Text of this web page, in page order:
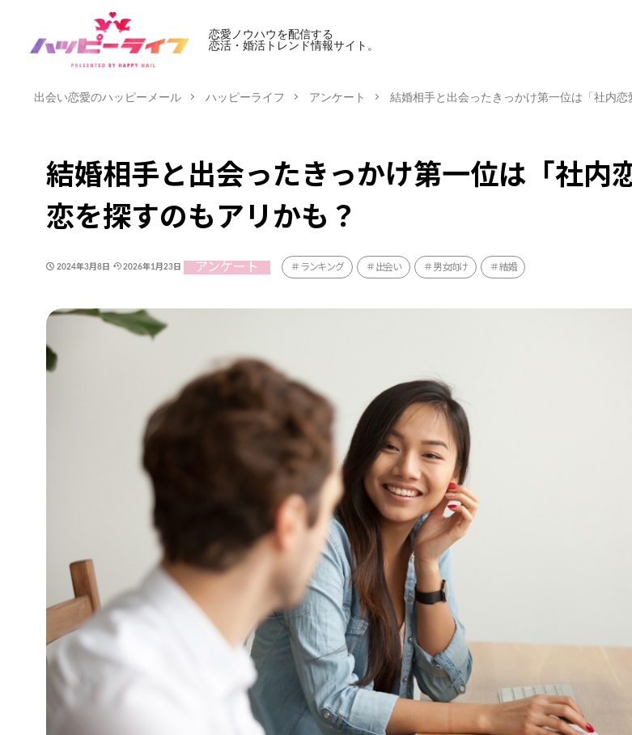
恋愛ノウハウを配信する
恋活・婚活トレンド情報サイト。
出会い恋愛のハッピーメール ハッピーライフ アンケート 結婚相手と出会ったきっかけ第一位は「社内
結婚相手と出会ったきっかけ第一位は「社内
恋を探すのもアリかも？
2024年3月8日 2026年1月23日 アンケート ランキング 出会い 男女向け 結婚